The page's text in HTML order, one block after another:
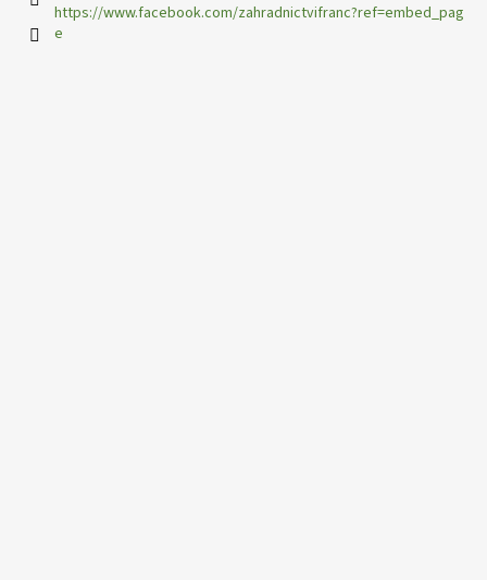
https://www.facebook.com/zahradnictvifranc?ref=embed_pag
e